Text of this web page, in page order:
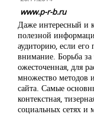
www.p-r-b.ru
Даже интересный и
полезной
аудиторию, если
внимание. Борьба за
ожесточенная, для
множество методов
сайта. Самые
контекстная,
социальных сетях и